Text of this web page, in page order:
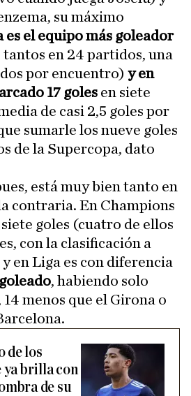
su máximo
es el equipo más goleador
tantos en 24 partidos, una
por encuentro) y en
17 goles en siete
de casi 2,5 goles por
sumarle los nueve goles
de la Supercopa, dato
está muy bien tanto en
contraria. En Champions
goles (cuatro de ellos
con la clasificación a
en Liga es con diferencia
, habiendo solo
menos que el Girona o
de los
ya brilla con
de su